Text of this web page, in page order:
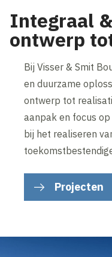
Integraal
ontwerp
Bij Visser & Smit
en duurzame
ontwerp tot
aanpak en focus
bij het realiseren
Projecten